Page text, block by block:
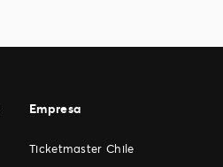
Empresa
Ticketmaster Chile